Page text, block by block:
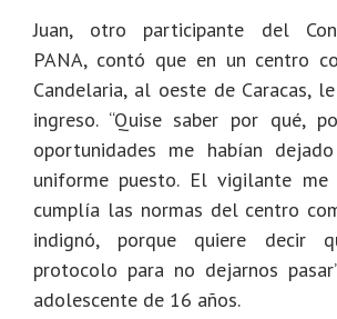
Juan, otro participante del
PANA, contó que en un centro
Candelaria, al oeste de Caracas,
ingreso. “Quise saber por qué,
oportunidades me habían
uniforme puesto. El vigilante
cumplía las normas del centro
indignó, porque quiere decir
protocolo para no dejarnos
adolescente de 16 años.